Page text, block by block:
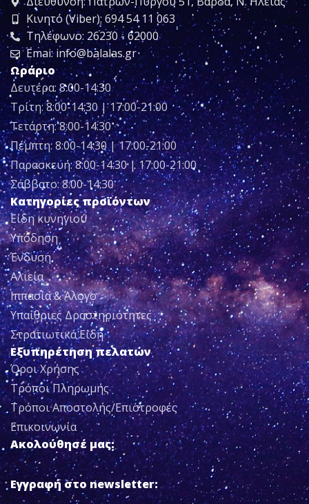
Κινητό (Viber): 694 54 11 063
Τηλέφωνο: 26230 - 62000
Emai: info@balalas.gr
Ωράριο
Δευτέρα: 8:00-14:30
Τρίτη: 8:00-14:30 | 17:00-21:00
Τετάρτη: 8:00-14:30
Πέμπτη: 8:00-14:30 | 17:00-21:00
Παρασκευή: 8:00-14:30 | 17:00-21:00
Σάββατο: 8:00-14:30
Κατηγορίες προϊόντων
Είδη κυνηγιού
Υπόδηση
Ένδυση
Αλιεία
Ιππασία & Άλογο
Υπαίθριες Δραστηριότητες
Στρατιωτικά Είδη
Εξυπηρέτηση πελατών
Όροι Χρήσης
Τρόποι Πληρωμής
Τρόποι Αποστολής/Επιστροφές
Επικοινωνία
Ακολούθησέ μας:
Εγγραφή στο newsletter: